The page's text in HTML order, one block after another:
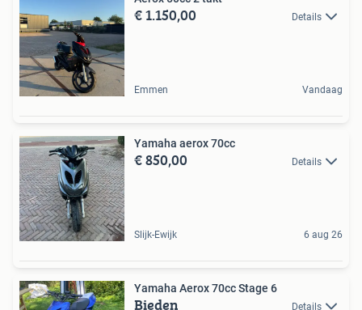
€ 1.150,00 Details
Emmen Vandaag
Yamaha aerox 70cc
€ 850,00 Details
Slijk-Ewijk 6 aug 26
Yamaha Aerox 70cc Stage 6
Bieden Details